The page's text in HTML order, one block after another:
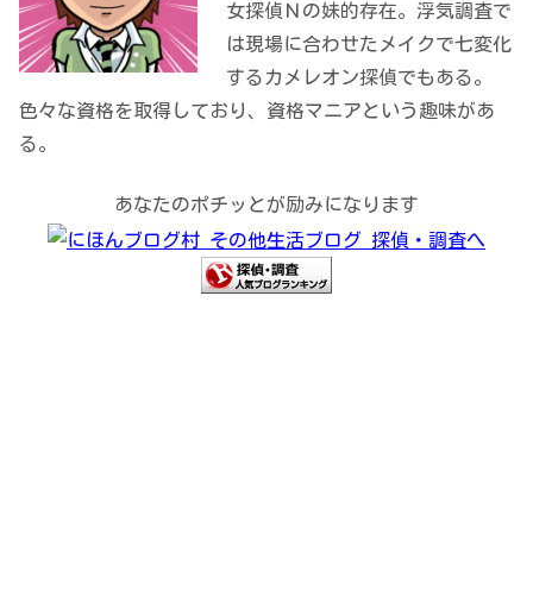
女探偵Ｎの妹的存在。浮気調査で
は現場に合わせたメイクで七変化
するカメレオン探偵でもある。
色々な資格を取得しており、資格マニアという趣味があ
る。
あなたのポチッとが励みになります